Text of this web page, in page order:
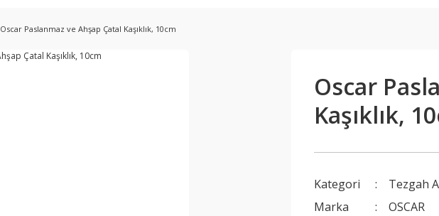
Oscar Paslanmaz ve Ahşap Çatal Kaşıklık, 10cm
Oscar
Kaşıklık,
Kategori
Tezgah
Marka
OSCAR